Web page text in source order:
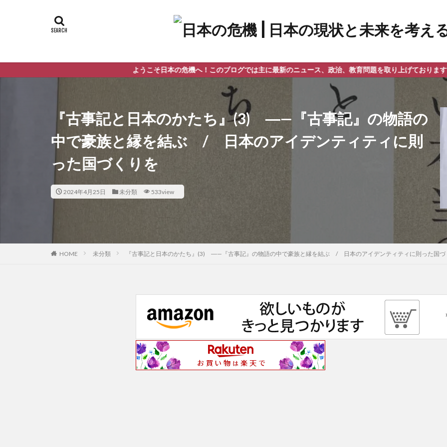
ようこそ日本の危機へ！このブログでは主に最新のニュース、政治、教育問題を取り上げております。
『古事記と日本のかたち』(3) ―—『古事記』の物語の
中で豪族と縁を結ぶ / 日本のアイデンティティに則
った国づくりを
2024年4月25日 未分類 533view
HOME 未分類 『古事記と日本のかたち』(3) ―—『古事記』の物語の中で豪族と縁を結ぶ / 日本のアイデンティティに則った国づ